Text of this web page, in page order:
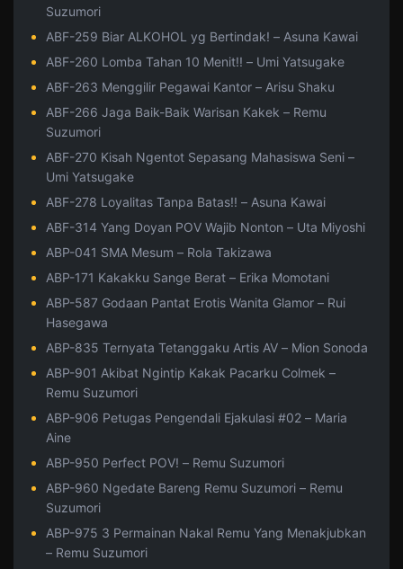
Suzumori
ABF-259 Biar ALKOHOL yg Bertindak! – Asuna Kawai
ABF-260 Lomba Tahan 10 Menit!! – Umi Yatsugake
ABF-263 Menggilir Pegawai Kantor – Arisu Shaku
ABF-266 Jaga Baik-Baik Warisan Kakek – Remu
Suzumori
ABF-270 Kisah Ngentot Sepasang Mahasiswa Seni –
Umi Yatsugake
ABF-278 Loyalitas Tanpa Batas!! – Asuna Kawai
ABF-314 Yang Doyan POV Wajib Nonton – Uta Miyoshi
ABP-041 SMA Mesum – Rola Takizawa
ABP-171 Kakakku Sange Berat – Erika Momotani
ABP-587 Godaan Pantat Erotis Wanita Glamor – Rui
Hasegawa
ABP-835 Ternyata Tetanggaku Artis AV – Mion Sonoda
ABP-901 Akibat Ngintip Kakak Pacarku Colmek –
Remu Suzumori
ABP-906 Petugas Pengendali Ejakulasi #02 – Maria
Aine
ABP-950 Perfect POV! – Remu Suzumori
ABP-960 Ngedate Bareng Remu Suzumori – Remu
Suzumori
ABP-975 3 Permainan Nakal Remu Yang Menakjubkan
– Remu Suzumori